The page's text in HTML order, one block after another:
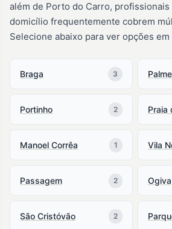
além de Porto do Carro, profissionais
domicílio frequentemente cobrem
Selecione abaixo para ver opções
Braga 3
Portinho 2 Praia
Manoel Corrêa 1 Vila
Passagem 2 Ogiva
São Cristóvão 2